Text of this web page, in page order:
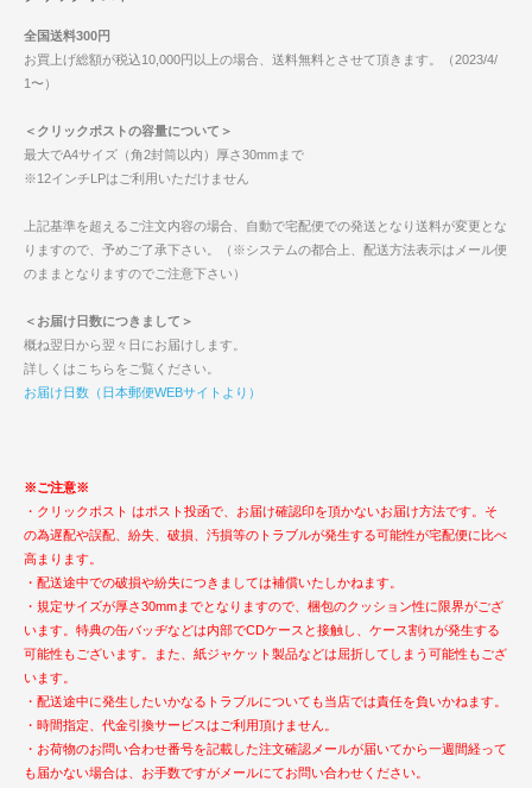
全国送料300円
お買上げ総額が税込10,000円以上の場合、送料無料とさせて頂きます。（2023/4/
1〜）
＜クリックポストの容量について＞
最大でA4サイズ（角2封筒以内）厚さ30mmまで
※12インチLPはご利用いただけません
上記基準を超えるご注文内容の場合、自動で宅配便での発送となり送料が変更とな
りますので、予めご了承下さい。（※システムの都合上、配送方法表示はメール便
のままとなりますのでご注意下さい）
＜お届け日数につきまして＞
概ね翌日から翌々日にお届けします。
詳しくはこちらをご覧ください。
お届け日数（日本郵便WEBサイトより）
※ご注意※
・クリックポスト はポスト投函で、お届け確認印を頂かないお届け方法です。そ
の為遅配や誤配、紛失、破損、汚損等のトラブルが発生する可能性が宅配便に比べ
高まります。
・配送途中での破損や紛失につきましては補償いたしかねます。
・規定サイズが厚さ30mmまでとなりますので、梱包のクッション性に限界がござ
います。特典の缶バッヂなどは内部でCDケースと接触し、ケース割れが発生する
可能性もございます。また、紙ジャケット製品などは屈折してしまう可能性もござ
います。
・配送途中に発生したいかなるトラブルについても当店では責任を負いかねます。
・時間指定、代金引換サービスはご利用頂けません。
・お荷物のお問い合わせ番号を記載した注文確認メールが届いてから一週間経って
も届かない場合は、お手数ですがメールにてお問い合わせください。